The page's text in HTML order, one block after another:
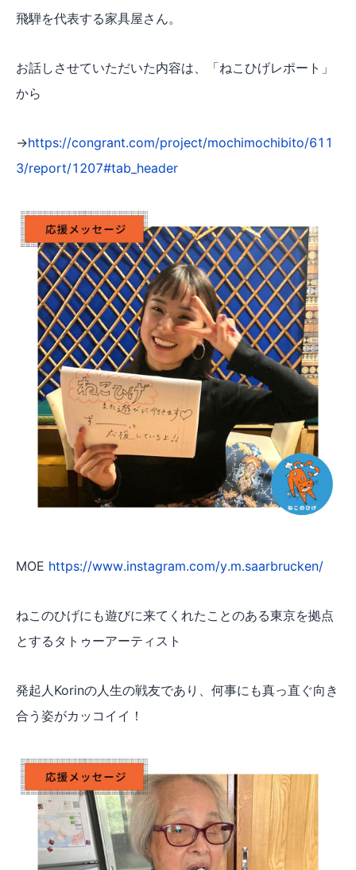
飛騨を代表する家具屋さん。
お話しさせていただいた内容は、「ねこひげレポート」
から
→https://congrant.com/project/mochimochibito/611
3/report/1207#tab_header
MOE https://www.instagram.com/y.m.saarbrucken/
ねこのひげにも遊びに来てくれたことのある東京を拠点
とするタトゥーアーティスト
発起人Korinの人生の戦友であり、何事にも真っ直ぐ向き
合う姿がカッコイイ！